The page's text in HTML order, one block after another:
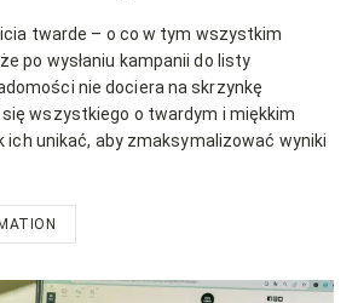
twarde – o co w tym wszystkim
po wysłaniu kampanii do listy
nie dociera na skrzynkę
wszystkiego o twardym i miękkim
ich unikać, aby zmaksymalizować wyniki